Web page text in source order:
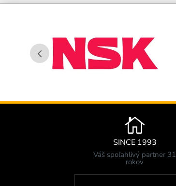

SINCE 1993
Váš spoľahlivý partner 31
rokov